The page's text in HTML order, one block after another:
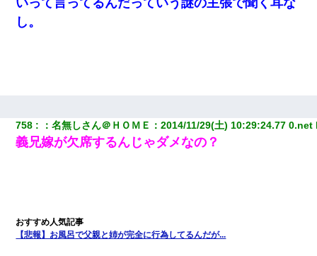
し。
758 ：名無しさん＠ＨＯＭＥ ：2014/11/29(土) 10:29:24.77 0.net
義兄嫁が欠席するんじゃダメなの？
【悲報】お風呂で父親と姉が完全に行為してるんだが...